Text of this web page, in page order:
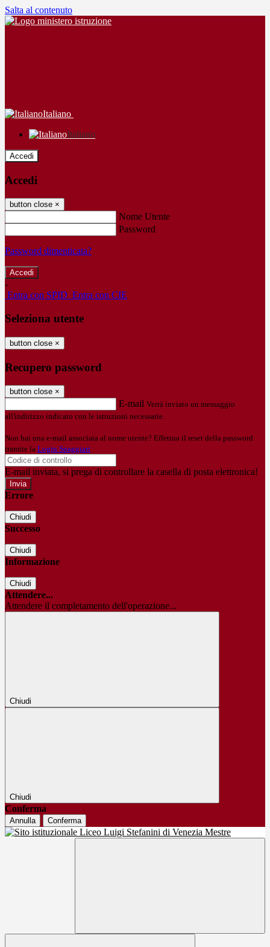
Salta al contenuto
Italiano
Italiano
Accedi
Accedi
button close ×
Nome Utente
Password
Password dimenticata?
-
Entra con SPID Entra con CIE
Seleziona utente
button close ×
Recupero password
button close ×
E-mail Verrà inviato un messaggio
all'indirizzo indicato con le istruzioni necessarie.
Non hai una e-mail associata al nome utente? Effettua il reset della password
tramite la Login Spaggiari
E-mail inviata, si prega di controllare la casella di posta elettronica!
Errore
Chiudi
Successo
Chiudi
Informazione
Chiudi
Attendere...
Attendere il completamento dell'operazione...
Chiudi
Chiudi
Conferma
Annulla Conferma